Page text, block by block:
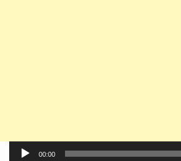
Reproductor
00:00